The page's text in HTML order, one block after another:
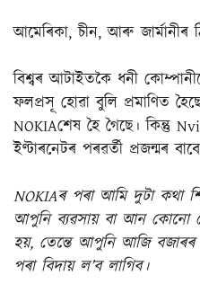
আমেৰিকা, চীন, আৰু
বিশ্বৰ আটাইতকৈ ধনী
ফলপ্ৰসূ হোৱা বুলি প্ৰমাণিত
NOKIAশেষ হৈ গৈছে। কিন্তু
ইণ্টাৰনেটৰ পৰৱৰ্তী প্ৰজন্মৰ
NOKIAৰ পৰা আমি দুটা কথা
আপুনি ব্যৱসায় বা আন কোনো
হয়, তেন্তে আপুনি আজি বজাৰৰ
পৰা বিদায় ল’ব লাগিব।